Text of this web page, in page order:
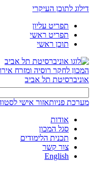
דילוג לתוכן העיקרי
תפריט עליון
תפריט ראשי
תוכן ראשי
המכון לחקר רוסיה ומזרח
אוניברסיטת תל אביב
מערכת פניותאזור אישי
אודות
סגל המכון
תכנית הלימודים
צור קשר
English